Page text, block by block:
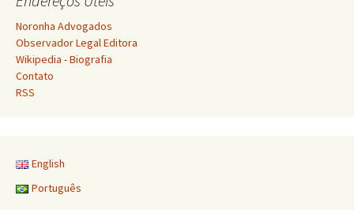
Noronha Advogados
Observador Legal Editora
Wikipedia - Biografia
Contato
RSS
English
Português